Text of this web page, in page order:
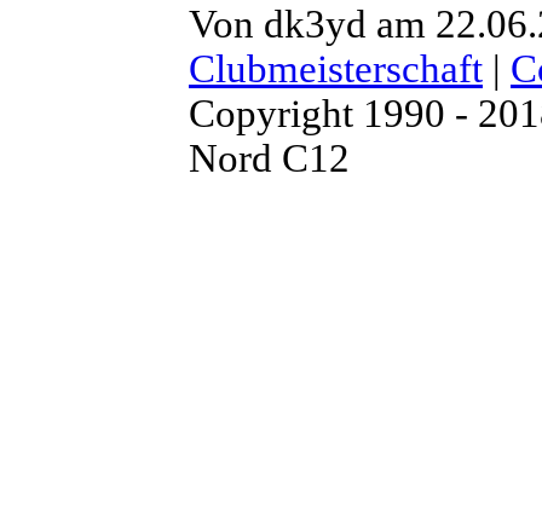
Von dk3yd am
Clubmeisterschaft |
Copyright 1990 -
Nord C12